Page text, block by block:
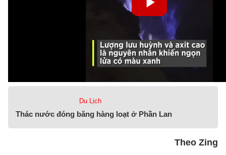
Du Lịch
Thác nước đóng băng hàng loạt ở Phần Lan
Theo Zing